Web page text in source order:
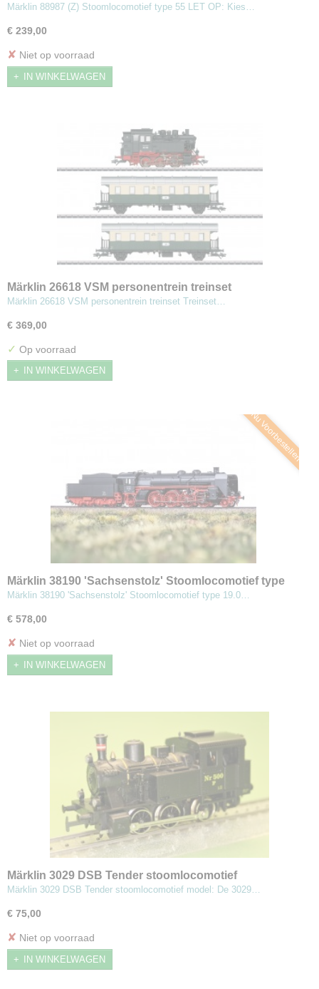
Märklin 88987 (Z) Stoomlocomotief type 55 LET OP: Kies…
€ 239,00
✘ Niet op voorraad
IN WINKELWAGEN
Märklin 26618 VSM personentrein treinset
Märklin 26618 VSM personentrein treinset Treinset…
€ 369,00
✓ Op voorraad
IN WINKELWAGEN
Nu Voorbestellen
Märklin 38190 'Sachsenstolz' Stoomlocomotief type
19.0
Märklin 38190 'Sachsenstolz' Stoomlocomotief type 19.0…
€ 578,00
✘ Niet op voorraad
IN WINKELWAGEN
Märklin 3029 DSB Tender stoomlocomotief
Märklin 3029 DSB Tender stoomlocomotief model: De 3029…
€ 75,00
✘ Niet op voorraad
IN WINKELWAGEN